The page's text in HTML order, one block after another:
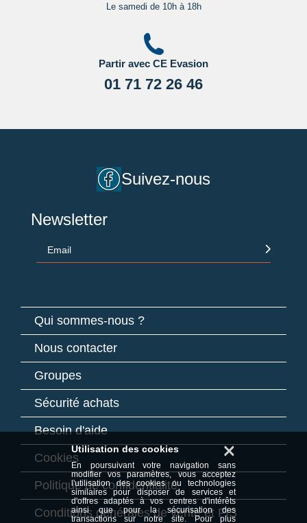
Le samedi de 10h à 18h
Partir avec CE Evasion
01 71 72 26 46
Suivez-nous
Newsletter
Email
Qui sommes-nous ?
Nous contacter
Groupes
Sécurité achats
Besoin d'aide
Cookies
Politique de confidentialité
Conditions générales de vente et FIS
×
Utilisation des cookies
En poursuivant votre navigation sans
modifier vos paramètres, vous acceptez
l'utilisation des cookies ou technologies
similaires pour disposer de services et
d'offres adaptés à vos centres d'intérêts
ainsi que pour la sécurisation des
transactions sur notre site. Pour plus